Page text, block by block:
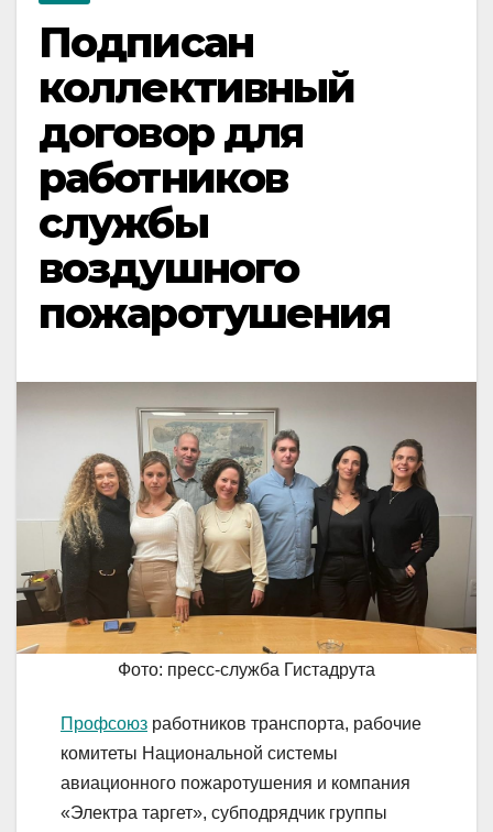
Подписан
коллективный
договор для
работников
службы
воздушного
пожаротушения
Фото: пресс-служба Гистадрута
Профсоюз работников транспорта, рабочие
комитеты Национальной системы
авиационного пожаротушения и компания
«Электра таргет», субподрядчик группы